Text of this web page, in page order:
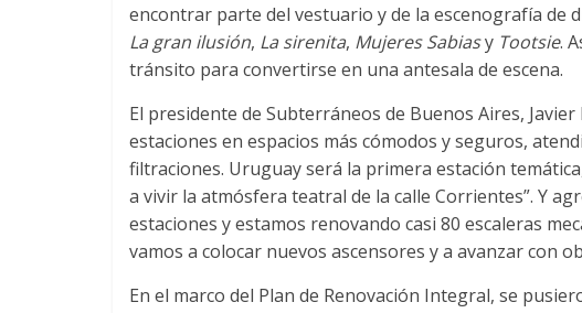
encontrar parte del vestuario y de la escenografía de
La gran ilusión, La sirenita, Mujeres Sabiasy Tootsie.
tránsito para convertirse en una antesala de escena.
El presidente de Subterráneos de Buenos Aires,
estaciones en espacios más cómodos y seguros,
filtraciones. Uruguay será la primera estación
a vivir la atmósfera teatral de la calle Corrientes”. Y
estaciones y estamos renovando casi 80 escaleras
vamos a colocar nuevos ascensores y a avanzar con
En el marco del Plan de Renovación Integral, se